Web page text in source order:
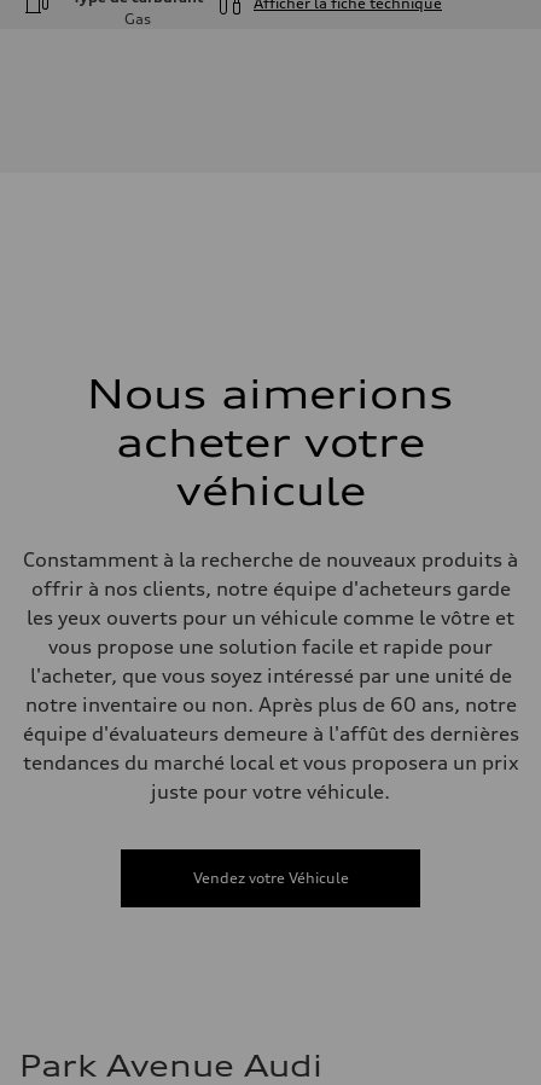
Gas
Système de freinage
Système de freinage
Poids brut admissible
Volumes
Compartiment à bagages
Réservoir de carburant (approx.)
—
Données de rendement
Vitesse de pointe
—
Accélération de 0 à 100 km/h
—
Consommation de carburant
Consommation – ville
Consommation – autoroute
Nous aimerions
acheter votre
véhicule
Constamment à la recherche de nouveaux produits à
offrir à nos clients, notre équipe d'acheteurs garde
les yeux ouverts pour un véhicule comme le vôtre et
vous propose une solution facile et rapide pour
l'acheter, que vous soyez intéressé par une unité de
notre inventaire ou non. Après plus de 60 ans, notre
équipe d'évaluateurs demeure à l'affût des dernières
tendances du marché local et vous proposera un prix
juste pour votre véhicule.
Vendez votre Véhicule
Park Avenue Audi